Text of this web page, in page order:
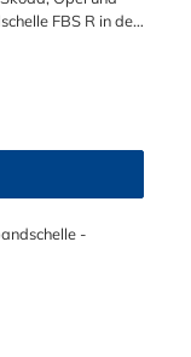
FBS R in der
mit
KFz
Werte wie
FBS. Was
der FBS R
und